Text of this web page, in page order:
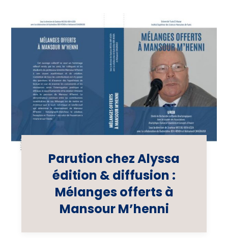
Parution chez Alyssa
édition & diffusion :
Mélanges offerts à
Mansour M’henni